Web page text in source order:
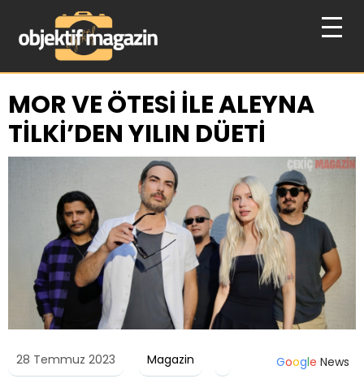
MOR VE ÖTESİ İLE ALEYNA
TİLKİ’DEN YILIN DÜETİ
28 Temmuz 2023 Magazin Google News